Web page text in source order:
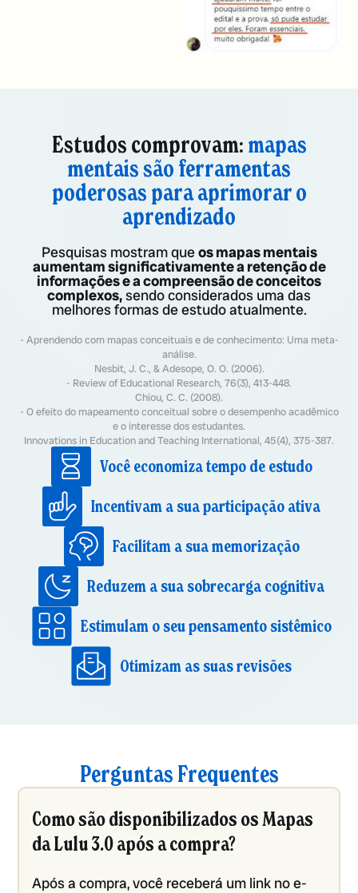
Estudos comprovam: mapas
mentais são ferramentas
poderosas para aprimorar o
aprendizado
Pesquisas mostram queos mapas mentais
aumentam significativamente a retenção de
informações e a compreensão de conceitos
complexos,sendo considerados uma das
melhores formas de estudo atualmente.
- Aprendendo com mapas conceituais e de conhecimento: Uma meta-
análise.
Nesbit, J. C., & Adesope, O. O. (2006).
- Review of Educational Research, 76(3), 413-448.
Chiou, C. C. (2008).
- O efeito do mapeamento conceitual sobre o desempenho acadêmico
e o interesse dos estudantes.
Innovations in Education and Teaching International, 45(4), 375-387.
Você economiza tempo de estudo
Incentivam a sua participação ativa
Facilitam a sua memorização
Reduzem a sua sobrecarga cognitiva
Estimulam o seu pensamento sistêmico
Otimizam as suas revisões
Perguntas Frequentes
Como são disponibilizados os Mapas
da Lulu 3.0 após a compra?
Após a compra, você receberá um link no e-